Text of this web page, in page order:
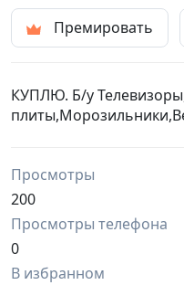
Премировать
КУПЛЮ. Б/у
Просмотры
200
Просмотры телефона
0
В избранном